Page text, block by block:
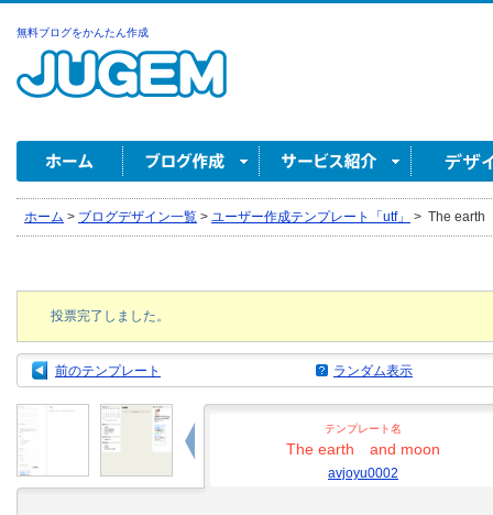
無料ブログをかんたん作成
ホーム > ブログデザイン一覧 > ユーザー作成テンプレート「utf」 > The earth
投票完了しました。
前のテンプレート ランダム表示
テンプレート名
The earth and moon
avjoyu0002